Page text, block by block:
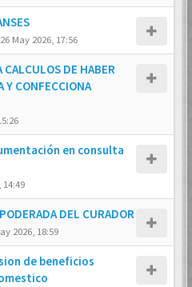
May 2026, 17:56
CALCULOS DE HABER
Y CONFECCIONA
en consulta
14:49
DEL CURADOR
2026, 18:59
de beneficios